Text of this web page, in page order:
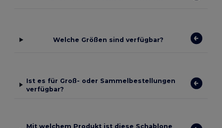
Welche Größen sind verfügbar?
Ist es für Groß- oder Sammelbestellungen
verfügbar?
Mit welchem Produkt ist diese Schablone